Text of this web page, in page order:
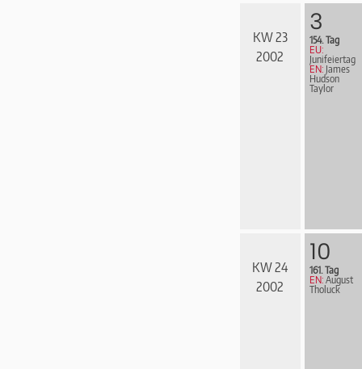
KW 23
2002
3
154. Tag
EU:
Junifeiertag
EN: James
Hudson
Taylor
KW 24
2002
10
161. Tag
EN: August
Tholuck